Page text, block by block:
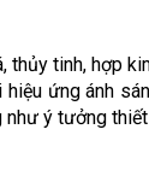
tinh, hợp
ứng ánh
như ý tưởng